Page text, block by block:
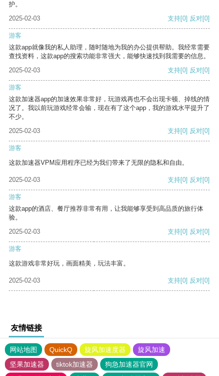
护。
2025-02-03
支持[0] 反对[0]
游客
这款app就像我的私人助理，随时随地为我的办公提供帮助。我经常需要
查找资料，这款app的搜索功能非常强大，能够快速找到我需要的信息。
2025-02-03
支持[0] 反对[0]
游客
这款加速器app的加速效果非常好，玩游戏再也不会出现卡顿、掉线的情
况了。我以前玩游戏经常会输，现在有了这个app，我的游戏水平提升了
不少。
2025-02-03
支持[0] 反对[0]
游客
这款加速器VPM应用程序已经为我们带来了无限的隐私和自由。
2025-02-03 支持[0] 反对[0]
游客
这款app的酒店、餐厅推荐非常有用，让我能够享受到高品质的旅行体
验。
2025-02-03
支持[0] 反对[0]
游客
这款游戏非常好玩，画面精美，玩法丰富。
2025-02-03 支持[0] 反对[0]
友情链接
网站地图 QuickQ 旋风加速度器
旋风加速
坚果加速器
tiktok加速器
狗急加速器官网